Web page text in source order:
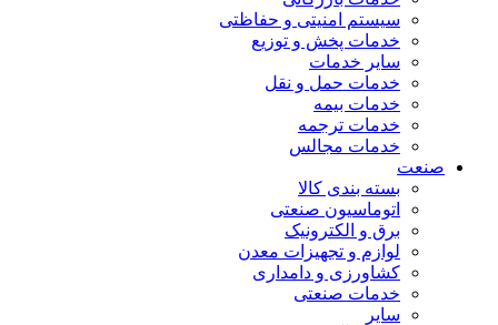
سیستم امنیتی و حفاظتی
خدمات پخش و توزیع
سایر خدمات
خدمات حمل و نقل
خدمات بیمه
خدمات ترجمه
خدمات مجالس
صنعت
بسته بندی کالا
اتوماسیون صنعتی
برق و الکترونیک
لوازم و تجهیزات معدن
کشاورزی و دامداری
خدمات صنعتی
سایر